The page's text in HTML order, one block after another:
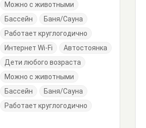
Можно с животными
Бассейн
Баня/Сауна
Работает круглогодично
Интернет Wi-Fi
Автостоянка
Дети любого возраста
Можно с животными
Бассейн
Баня/Сауна
Работает круглогодично